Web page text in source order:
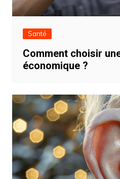
Santé
Comment choisir
économique ?